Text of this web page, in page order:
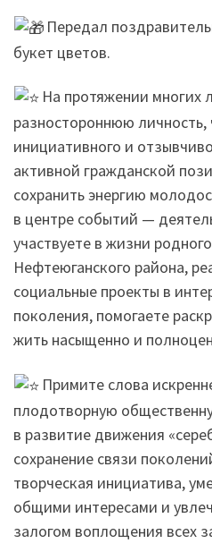
Передал
букет цветов.
На протяжении многих
разностороннюю личность,
инициативного и
активной гражданской
сохранить энергию
в центре событий —
участвуете в жизни
Нефтеюганского района,
социальные проекты в
поколения, помогаете
жить насыщенно и
Примите слова
плодотворную
в развитие движения
сохранение связи
творческая инициатива,
общими интересами и
залогом воплощения всех